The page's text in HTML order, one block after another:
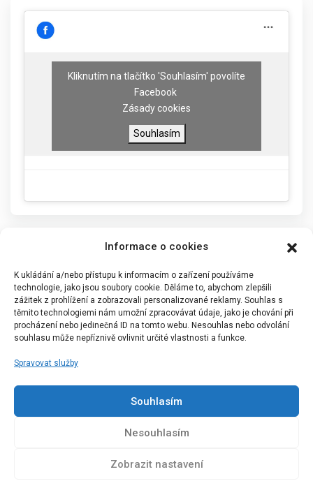
Informace o cookies
K ukládání a/nebo přístupu k informacím o zařízení používáme
technologie, jako jsou soubory cookie. Děláme to, abychom zlepšili
zážitek z prohlížení a zobrazovali personalizované reklamy. Souhlas s
těmito technologiemi nám umožní zpracovávat údaje, jako je chování při
procházení nebo jedinečná ID na tomto webu. Nesouhlas nebo odvolání
souhlasu může nepříznivě ovlivnit určité vlastnosti a funkce.
Spravovat služby
Souhlasím
Nesouhlasím
Zobrazit nastavení
Kliknutím na tlačítko 'Souhlasím' povolíte
Facebook
Zásady cookies
Souhlasím
Kopírování obsahu je přísně zakázáno.